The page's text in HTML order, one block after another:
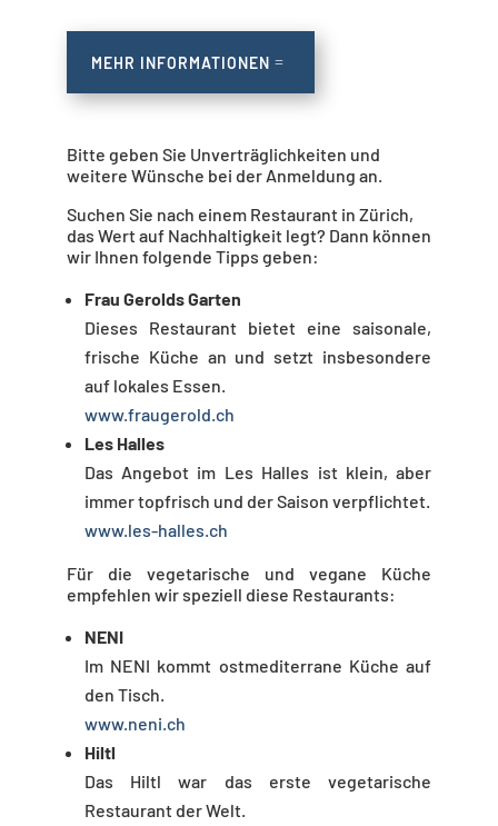
MEHR INFORMATIONEN
Bitte geben Sie Unverträglichkeiten und
weitere Wünsche bei der Anmeldung an.
Suchen Sie nach einem Restaurant in Zürich,
das Wert auf Nachhaltigkeit legt? Dann können
wir Ihnen folgende Tipps geben:
Frau Gerolds Garten
Dieses Restaurant bietet eine saisonale,
frische Küche an und setzt insbesondere
auf lokales Essen.
www.fraugerold.ch
Les Halles
Das Angebot im Les Halles ist klein, aber
immer topfrisch und der Saison verpflichtet.
www.les-halles.ch
Für die vegetarische und vegane Küche
empfehlen wir speziell diese Restaurants:
NENI
Im NENI kommt ostmediterrane Küche auf
den Tisch.
www.neni.ch
Hiltl
Das Hiltl war das erste vegetarische
Restaurant der Welt.